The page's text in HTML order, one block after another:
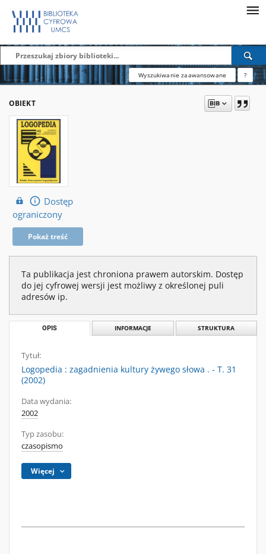
Wyszukiwanie zaawansowane ?
OBIEKT
Dostęp
ograniczony
Pokaż treść
Ta publikacja jest chroniona prawem autorskim. Dostęp
do jej cyfrowej wersji jest możliwy z określonej puli
adresów ip.
OPIS INFORMACJE STRUKTURA
Tytuł:
Logopedia : zagadnienia kultury żywego słowa . - T. 31
(2002)
Data wydania:
2002
Typ zasobu:
czasopismo
Więcej